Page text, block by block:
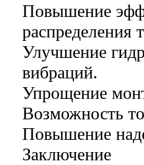
Повышение
распределения
Улучшение
вибраций.
Упрощение
Возможность
Повышение
Заключение